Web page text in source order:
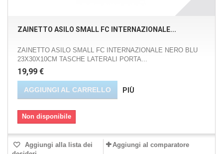
ZAINETTO ASILO SMALL FC INTERNAZIONALE...
ZAINETTO ASILO SMALL FC INTERNAZIONALE NERO BLU
23X30X10CM TASCHE LATERALI PORTA...
19,99 €
AGGIUNGI AL CARRELLO PIÙ
Non disponibile
Aggiungi alla lista dei
Aggiungi al comparatore